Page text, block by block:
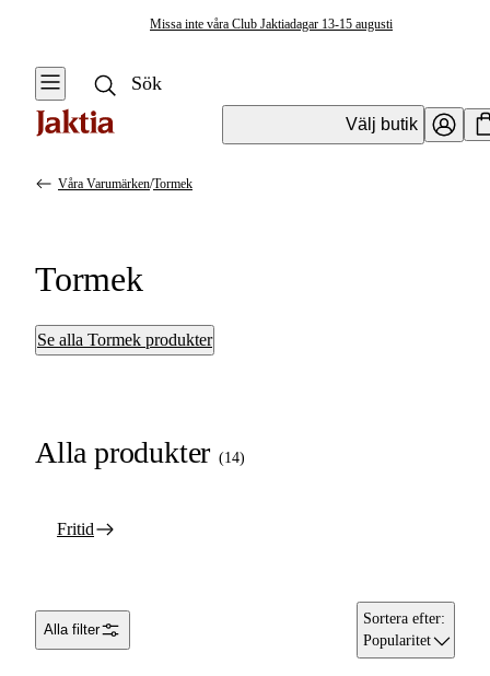
Missa inte våra Club Jaktiadagar 13-15 augusti
Välj butik
Våra Varumärken/Tormek
Tormek
Se alla Tormek produkter
Alla produkter (14)
Fritid
Alla filter
Sortera efter:
Popularitet